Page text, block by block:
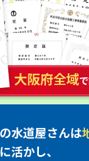
大阪府全域
水道屋さんは
活かし、